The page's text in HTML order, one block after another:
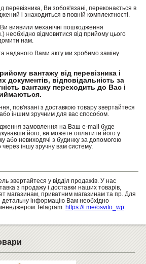
перевізника, Ви зобов'язані, переконається в
і знаходиться в повній комплектності.
виявили механічні пошкодження
необхідно відмовитися від прийому цього
нам.
наданого Вами акту ми зробимо заміну
вантажу від перевізника і
документів, відповідальність за
вантажу переходить до Вас і
пов'язані з доставкою товару звертайтеся
іншим зручним для вас способом.
замовлення на Ваш e-mail буде
його, ви можете оплатити його у
або невиходячі з будинку за допомогою
іншу зручну вам систему.
звертайтеся у відділ продажів. У нас
з продажу і доставки наших товарів,
магазинам, приватним магазинам та пр. Для
детальну інформацію Вам необхідно
https://t.me/osvito_wp